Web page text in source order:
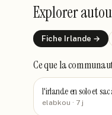
Explorer
Fiche Irlande →
Ce que la
l'irlande en solo et sac
elabkou · 7 j